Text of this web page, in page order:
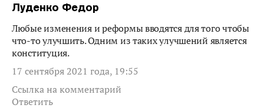
Луденко Федор
Любые изменения и реформы вводятся для того чтобы
что-то улучшить. Одним из таких улучшений является
конституция.
17 сентября 2021 года, 19:55
Ссылка на комментарий
Ответить